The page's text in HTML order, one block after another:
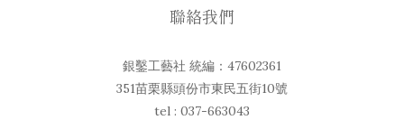
聯絡我們
銀鑿工藝社 統編：47602361
351苗栗縣頭份市東民五街10號
tel : 037-663043